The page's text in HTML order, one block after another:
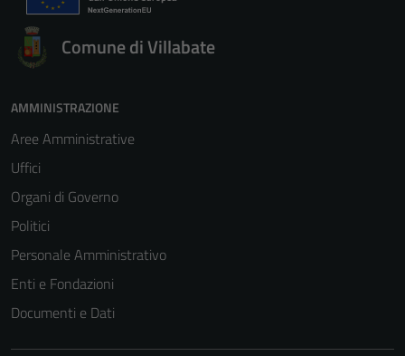
Comune di Villabate
AMMINISTRAZIONE
Aree Amministrative
Uffici
Organi di Governo
Politici
Personale Amministrativo
Enti e Fondazioni
Documenti e Dati